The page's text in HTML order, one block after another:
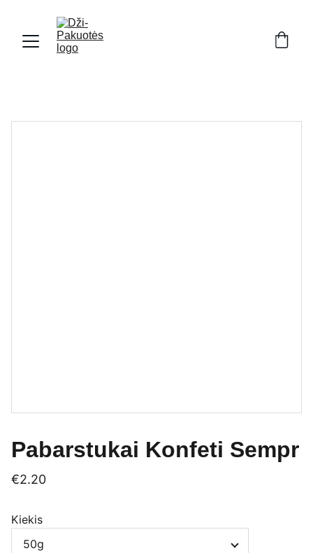
Pabarstukai Konfeti Sempr
€2.20
Kiekis